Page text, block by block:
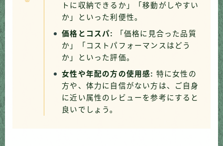
トに収納できるか」「移動がしやすい
か」といった利便性。
価格とコスパ:
「価格に見合った品質
か」「コストパフォーマンスはどう
か」といった評価。
女性や年配の方の使用感: 特に女性の
方や、体力に自信がない方は、ご自身
に近い属性のレビューを参考にすると
良いでしょう。